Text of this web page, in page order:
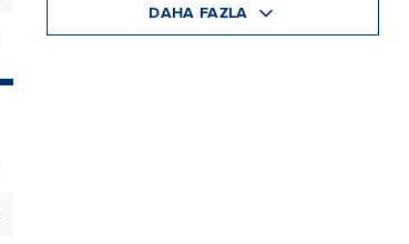
DAHA FAZLA